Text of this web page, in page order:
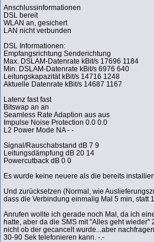
Anschlussinformationen
DSL bereit
WLAN an, gesichert
LAN nicht verbunden
DSL Informationen:
Empfangsrichtung Senderichtung
Max. DSLAM-Datenrate kBit/s 17696 1184
Min. DSLAM-Datenrate kBit/s 6976 640
Leitungskapazität kBit/s 14716 1248
Aktuelle Datenrate kBit/s 14687 1167
Latenz fast fast
Bitswap an an
Seamless Rate Adaption aus aus
Impulse Noise Protection 0.0 0.0
L2 Power Mode NA - -
Signal/Rauschabstand dB 7 9
Leitungsdämpfung dB 20 14
Powercutback dB 0 0
Es wurde keine neuere als die bereits
Und zurücksetzen (Normal, wie
dass die Verbindung einmalig Mal 5 min, statt
Anrufen wollte ich gerade noch Mal, da ich
hatte, aber da die SMS mit "Alles geht wieder"
nicht ob der gecancelt wurde...aber
30-90 Sek telefonieren kann. -.-